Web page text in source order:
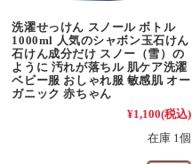
洗濯せっけん スノール ボトル
1000ml 人気のシャボン玉石けん
石けん成分だけ スノー（雪）の
ように 汚れが落ちル 肌ケア洗濯
ベビー服 おしゃれ服 敏感肌 オー
ガニック 赤ちゃん
¥1,100(税込)
在庫 1個